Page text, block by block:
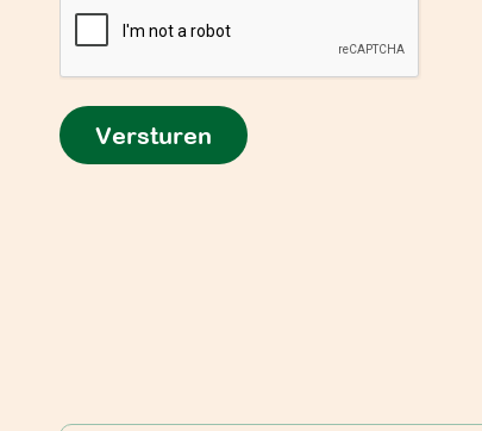
Versturen